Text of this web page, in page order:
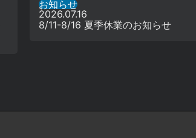
お知らせ
2026.07.16
8/11-8/16 夏季休業のお知らせ